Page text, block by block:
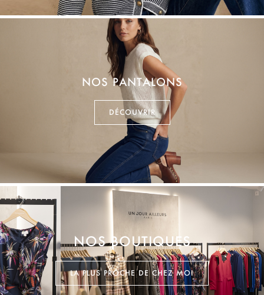
NOS PANTALONS
DÉCOUVRIR
NOS BOUTIQUES
LA PLUS PROCHE DE CHEZ MOI